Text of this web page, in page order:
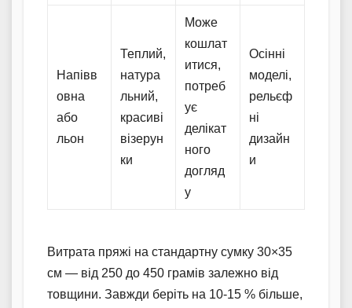
Напівв
овна
або
льон
Теплий,
натура
льний,
красиві
візерун
ки
Може
кошлат
итися,
потреб
ує
делікат
ного
догляд
у
Осінні
моделі,
рельєф
ні
дизайн
и
Витрата пряжі на стандартну сумку 30×35
см — від 250 до 450 грамів залежно від
товщини. Завжди беріть на 10-15 % більше,